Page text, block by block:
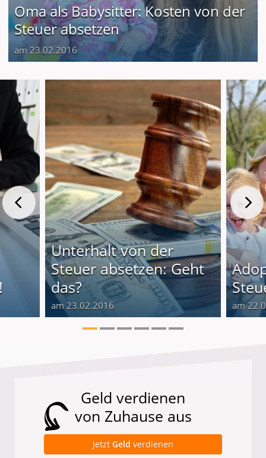
Oma als Babysitter: Kosten von der
Steuer absetzen
am 23.02.2016
Unterhalt von der
Steuer absetzen: Geht
das?
am 23.02.2016 am
Geld verdienen
von Zuhause aus
Jetzt Geld verdienen